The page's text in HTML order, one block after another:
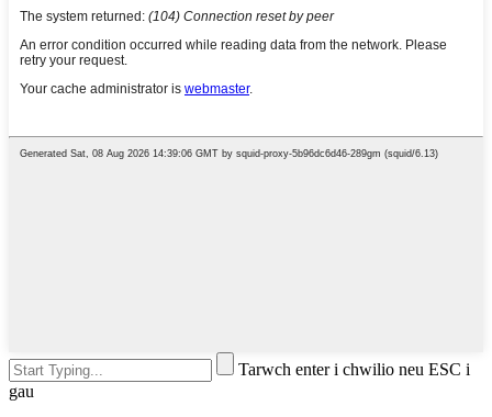
Tarwch enter i chwilio neu ESC i
gau